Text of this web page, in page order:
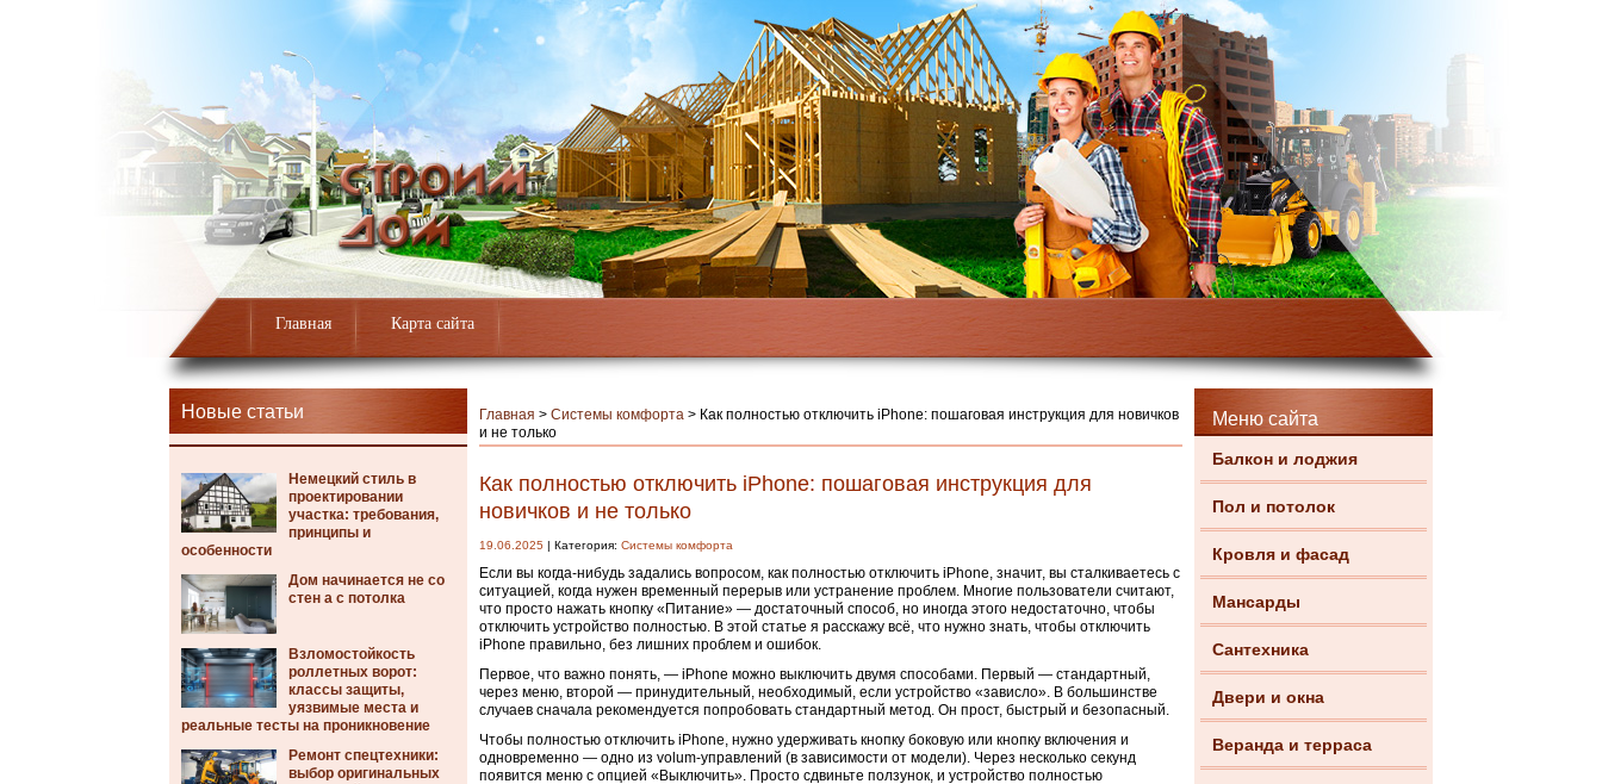
Главная Карта сайта
Новые статьи
Немецкий стиль в
проектировании
участка: требования,
принципы и
особенности
Дом начинается не со
стен а с потолка
Взломостойкость
роллетных ворот:
классы защиты,
уязвимые места и
реальные тесты на проникновение
Ремонт спецтехники:
выбор оригинальных
Меню сайта
Балкон и лоджия
Пол и потолок
Кровля и фасад
Мансарды
Сантехника
Двери и окна
Веранда и терраса
Главная > Системы комфорта > Как полностью отключить iPhone: пошаговая инструкция для новичков
и не только
Как полностью отключить iPhone: пошаговая инструкция для
новичков и не только
19.06.2025 | Категория: Системы комфорта
Если вы когда-нибудь задались вопросом, как полностью отключить iPhone, значит, вы сталкиваетесь с
ситуацией, когда нужен временный перерыв или устранение проблем. Многие пользователи считают,
что просто нажать кнопку «Питание» — достаточный способ, но иногда этого недостаточно, чтобы
отключить устройство полностью. В этой статье я расскажу всё, что нужно знать, чтобы отключить
iPhone правильно, без лишних проблем и ошибок.
Первое, что важно понять, — iPhone можно выключить двумя способами. Первый — стандартный,
через меню, второй — принудительный, необходимый, если устройство «зависло». В большинстве
случаев сначала рекомендуется попробовать стандартный метод. Он прост, быстрый и безопасный.
Чтобы полностью отключить iPhone, нужно удерживать кнопку боковую или кнопку включения и
одновременно — одно из volum-управлений (в зависимости от модели). Через несколько секунд
появится меню с опцией «Выключить». Просто сдвиньте ползунок, и устройство полностью